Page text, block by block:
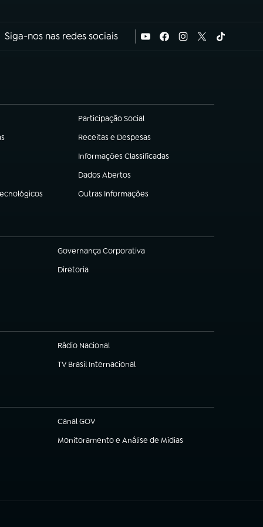
Siga-nos nas redes sociais
Participação Social
(abre em nova aba)
Receitas e Despesas
(abre em nova aba)
Informações Classificadas
(abre em nova aba)
Dados Abertos
(abre em nova aba)
Outras Informações
(abre em nova aba)
Governança Corporativa
(abre em nova aba)
Diretoria
(abre em nova aba)
Rádio Nacional
TV Brasil Internacional
(abre em nova aba)
Canal GOV
(abre em nova aba)
Monitoramento e Análise de Mídias
(abre em nova aba)